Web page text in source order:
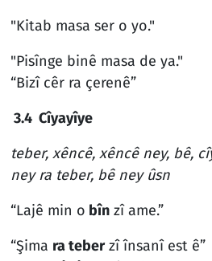
"Kitab masa ser o yo."
"Pisînge binê masa de ya."
“Bizî cêr ra çerenê”
3.4 Cîyayîye
teber, xêncê, xêncê ney, bê,
ney ra teber, bê ney ûsn
“Lajê min o bînzî ame.”
“Şima ra teberzî însanî est ê”